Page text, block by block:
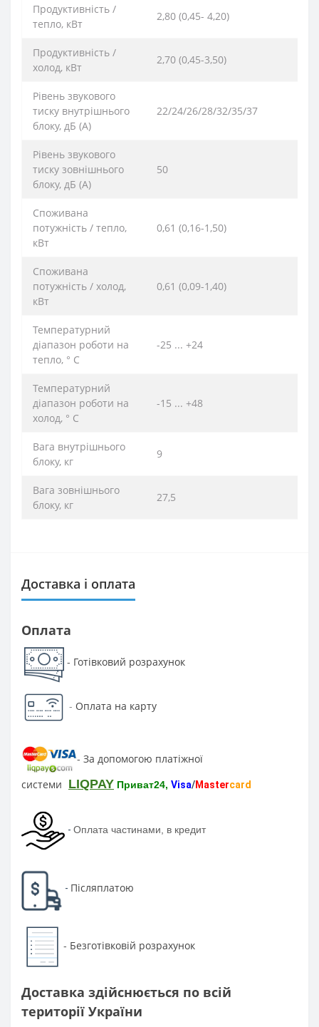
Продуктивність /
тепло, кВт
2,80 (0,45- 4,20)
Продуктивність /
холод, кВт
2,70 (0,45-3,50)
Рівень звукового
тиску внутрішнього
блоку, дБ (А)
22/24/26/28/32/35/37
Рівень звукового
тиску зовнішнього
блоку, дБ (А)
50
Споживана
потужність / тепло,
кВт
0,61 (0,16-1,50)
Споживана
потужність / холод,
кВт
0,61 (0,09-1,40)
Температурний
діапазон роботи на
тепло, ° C
-25 ... +24
Температурний
діапазон роботи на
холод, ° C
-15 ... +48
Вага внутрішнього
блоку, кг
9
Вага зовнішнього
блоку, кг
27,5
Доставка і оплата
Оплата
- Готівковий розрахунок
- Оплата на карту
- За допомогою платіжної
системи LIQPAY Приват24, Visa/Mastercard
- Оплата частинами, в кредит
- Післяплатою
- Безготівковій розрахунок
Доставка здійснюється по всій
території України